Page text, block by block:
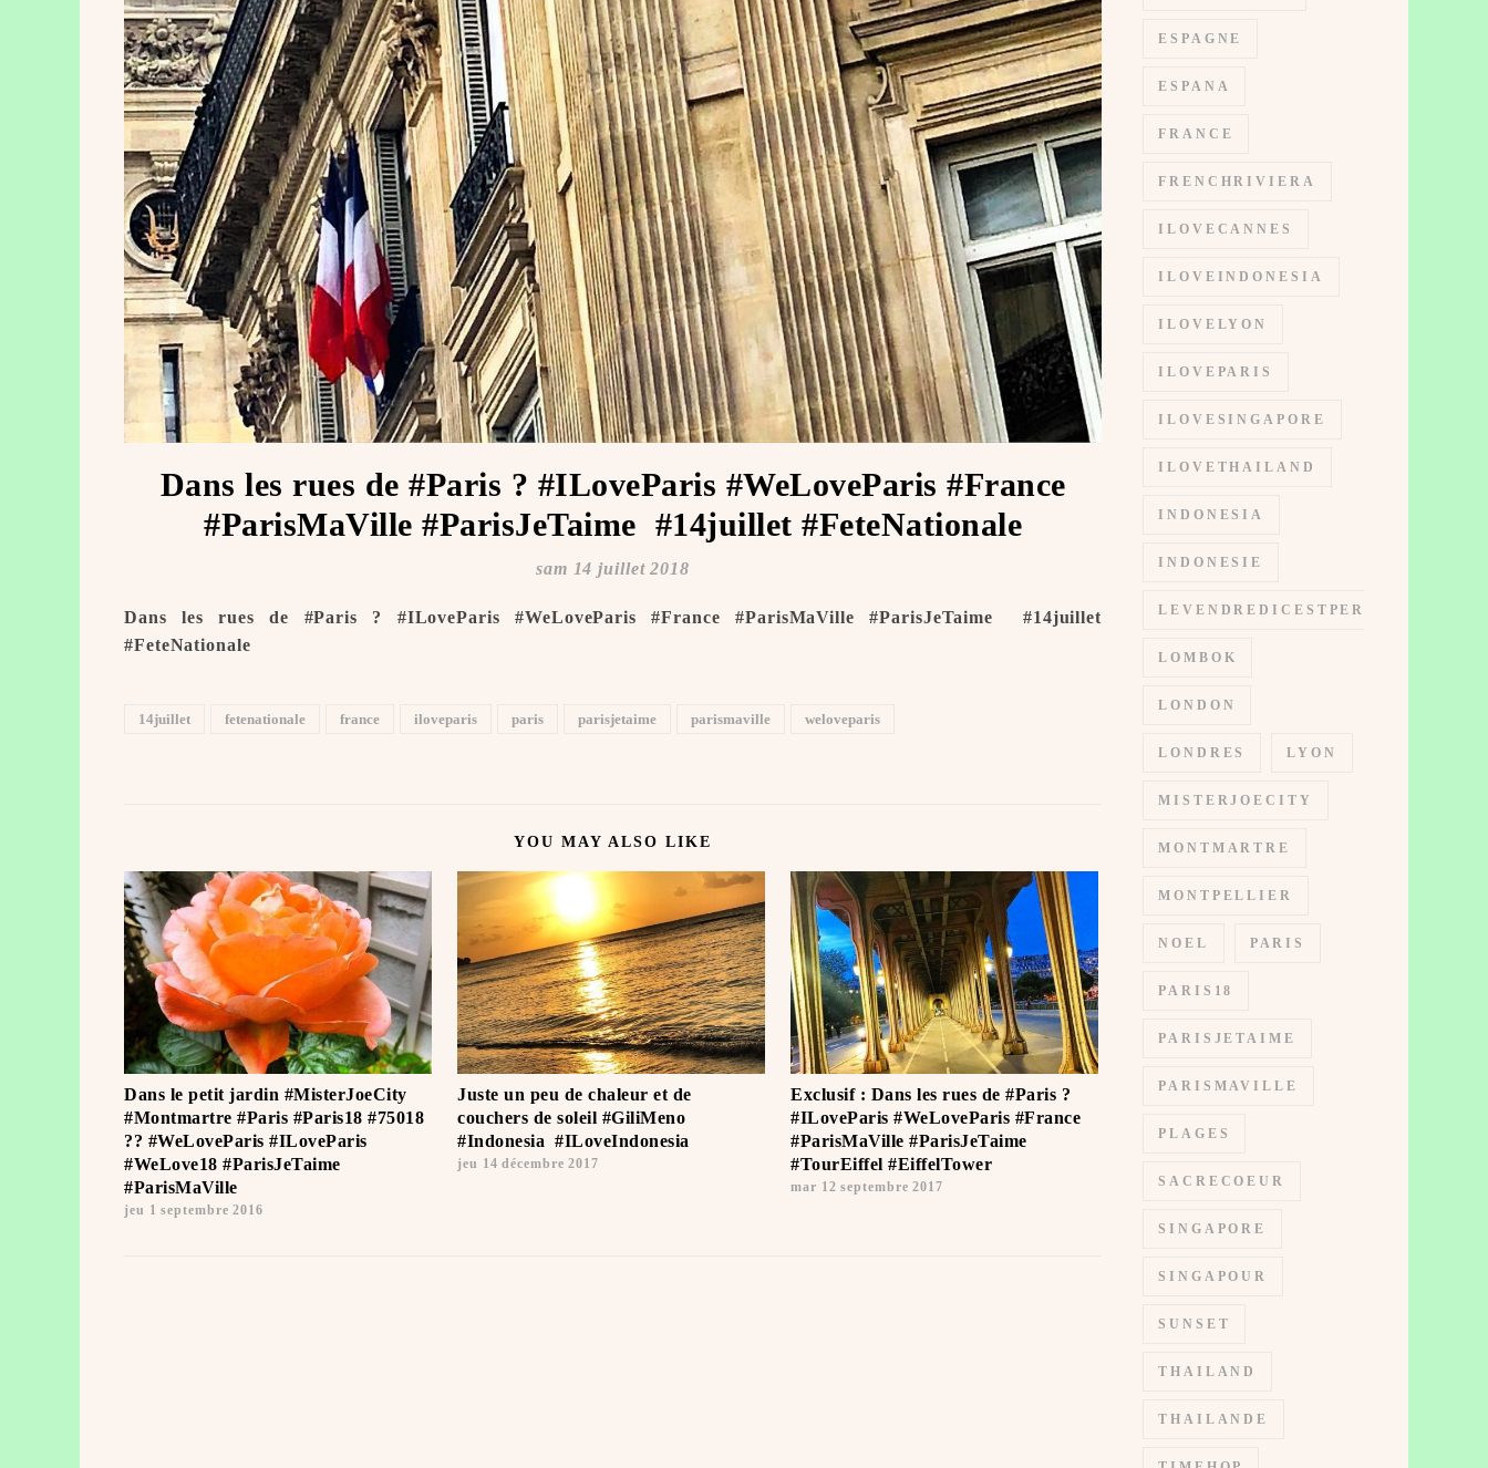
Dans les rues de #Paris ? #ILoveParis #WeLoveParis #France
#ParisMaVille #ParisJeTaime ️ #14juillet #FeteNationale
sam 14 juillet 2018
Dans les rues de #Paris ? #ILoveParis #WeLoveParis #France #ParisMaVille #ParisJeTaime ️ #14juillet
#FeteNationale
14juillet fetenationale france iloveparis paris parisjetaime parismaville weloveparis
YOU MAY ALSO LIKE
Dans le petit jardin #MisterJoeCity
#Montmartre #Paris #Paris18 #75018
?? #WeLoveParis #ILoveParis
#WeLove18 #ParisJeTaime ️
#ParisMaVille
jeu 1 septembre 2016
Juste un peu de chaleur et de
couchers de soleil #GiliMeno
#Indonesia ️ #ILoveIndonesia ️
jeu 14 décembre 2017
Exclusif : Dans les rues de #Paris ?
#ILoveParis #WeLoveParis #France
#ParisMaVille #ParisJeTaime ️
#TourEiffel #EiffelTower
mar 12 septembre 2017
ESPAGNE
ESPANA
FRANCE
FRENCHRIVIERA
ILOVECANNES
ILOVEINDONESIA
ILOVELYON
ILOVEPARIS
ILOVESINGAPORE
ILOVETHAILAND
INDONESIA
INDONESIE
LEVENDREDICESTPERMIS
LOMBOK
LONDON
LONDRES LYON
MISTERJOECITY
MONTMARTRE
MONTPELLIER
NOEL PARIS
PARIS18
PARISJETAIME
PARISMAVILLE
PLAGES
SACRECOEUR
SINGAPORE
SINGAPOUR
SUNSET
THAILAND
THAILANDE